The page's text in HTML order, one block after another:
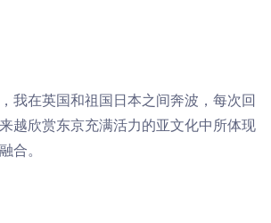
我在英国和祖国日本之间奔波，每次回
越欣赏东京充满活力的亚文化中 所体现
融合